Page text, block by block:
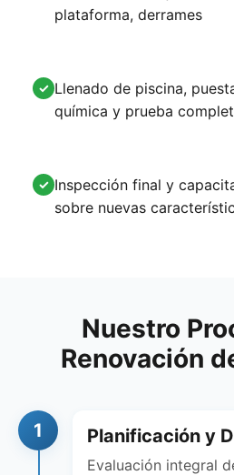
plataforma, derrames
✓ Llenado de piscina,
química y prueba
✓ Inspección final y
sobre nuevas
Nuestro
Renovación
1 Planificación y
Evaluación integral